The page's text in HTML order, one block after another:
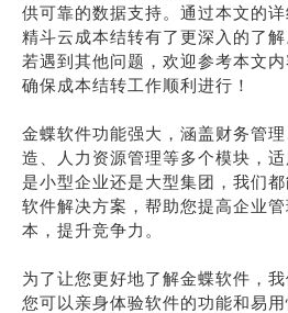
供可靠的数据支持。通过本文的
精斗云成本结转有了更深入的了
若遇到其他问题，欢迎参考本文
确保成本结转工作顺利进行！
金蝶软件功能强大，涵盖财务管
造、人力资源管理等多个模块，
是小型企业还是大型集团，我们
软件解决方案，帮助您提高企业
本，提升竞争力。
为了让您更好地了解金蝶软件，我
您可以亲身体验软件的功能和易